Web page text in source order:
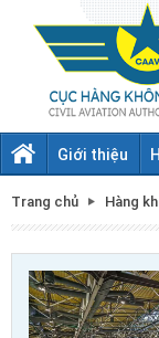
Giới thiệu
Trang chủ Hàng